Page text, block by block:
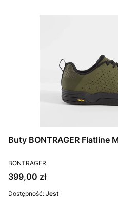
Buty BONTRAGER Flatline
PRODUCENT
BONTRAGER
Cena
399,00 zł
Dostępność: Jest